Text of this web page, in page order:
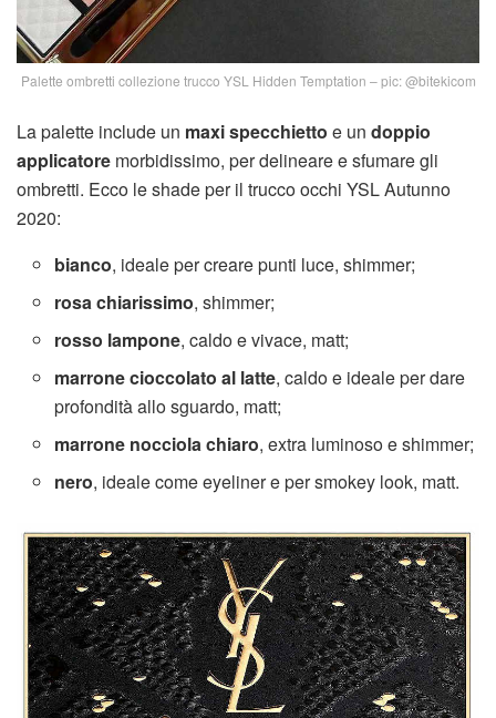
Palette ombretti collezione trucco YSL Hidden Temptation – pic: @bitekicom
La palette include un maxi specchietto e un doppio
applicatore morbidissimo, per delineare e sfumare gli
ombretti. Ecco le shade per il trucco occhi YSL Autunno
2020:
bianco, ideale per creare punti luce, shimmer;
rosa chiarissimo, shimmer;
rosso lampone, caldo e vivace, matt;
marrone cioccolato al latte, caldo e ideale per dare
profondità allo sguardo, matt;
marrone nocciola chiaro, extra luminoso e shimmer;
nero, ideale come eyeliner e per smokey look, matt.